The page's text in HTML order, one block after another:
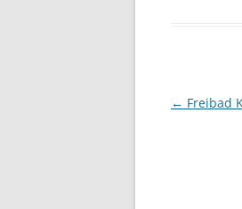
← Freibad